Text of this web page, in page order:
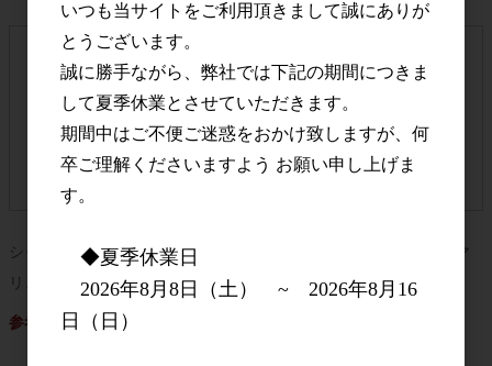
シャルル・ド・カザノーヴ・ブ
リュット・ミレジメ・2016
参考上代 11,000円
フランソワ・マルトノ クレマ
ン・ド・ブルゴーニュ
いつも当サイトをご利用頂きまして誠にありが
とうございます。
誠に勝手ながら、弊社では下記の期間につきま
して夏季休業とさせていただきます。
期間中はご不便ご迷惑をおかけ致しますが、何
卒ご理解くださいますよう お願い申し上げま
す。
◆夏季休業日
2026年8月8日（土） ~ 2026年8月16
日（日）